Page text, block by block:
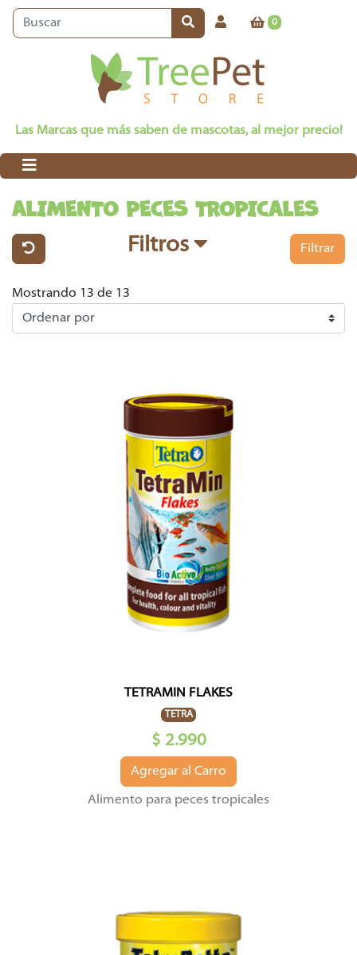
0
Las Marcas que más saben de mascotas, al mejor precio!
ALIMENTO PECES TROPICALES
Filtros Filtrar
Mostrando 13 de 13
TETRAMIN FLAKES
TETRA
$ 2.990
Agregar al Carro
Alimento para peces tropicales